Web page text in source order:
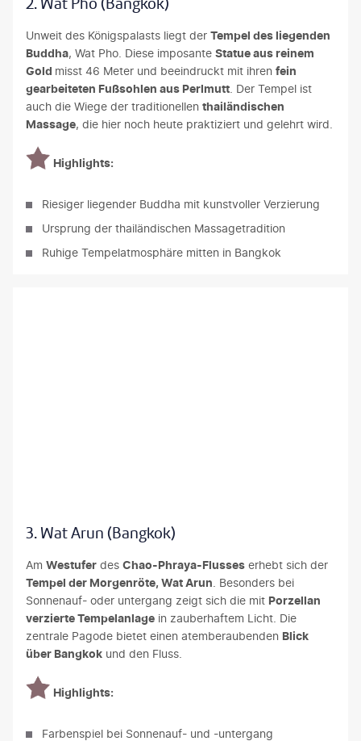
Unweit des Königspalasts liegt der Tempel des liegenden
Buddha, Wat Pho. Diese imposante Statue aus reinem
Gold misst 46 Meter und beeindruckt mit ihren fein
gearbeiteten Fußsohlen aus Perlmutt . Der Tempel ist
auch die Wiege der traditionellen thailändischen
Massage, die hier noch heute praktiziert und gelehrt wird.
Highlights:
Riesiger liegender Buddha mit kunstvoller Verzierung
Ursprung der thailändischen Massagetradition
Ruhige Tempelatmosphäre mitten in Bangkok
3. Wat Arun (Bangkok)
Am Westufer des Chao-Phraya-Flusses erhebt sich der
Tempel der Morgenröte, Wat Arun . Besonders bei
Sonnenauf- oder untergang zeigt sich die mit Porzellan
verzierte Tempelanlage in zauberhaftem Licht. Die
zentrale Pagode bietet einen atemberaubenden Blick
über Bangkok und den Fluss.
Highlights:
Farbenspiel bei Sonnenauf- und -untergang